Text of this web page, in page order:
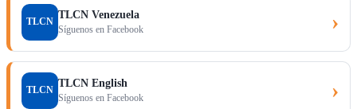
TLCN
TLCN Venezuela
Síguenos en Facebook ›
TLCN
TLCN English
Síguenos en Facebook ›